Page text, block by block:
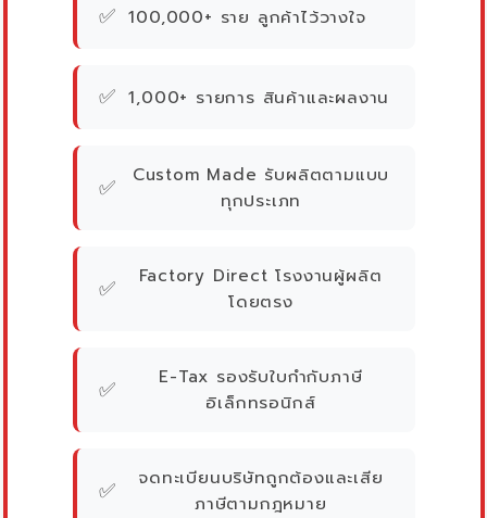
✅ 100,000+ ราย ลูกค้าไว้วางใจ
✅ 1,000+ รายการ สินค้าและผลงาน
✅
Custom Made รับผลิตตามแบบ
ทุกประเภท
✅
Factory Direct โรงงานผู้ผลิต
โดยตรง
✅
E-Tax รองรับใบกำกับภาษี
อิเล็กทรอนิกส์
✅
จดทะเบียนบริษัทถูกต้องและเสีย
ภาษีตามกฎหมาย